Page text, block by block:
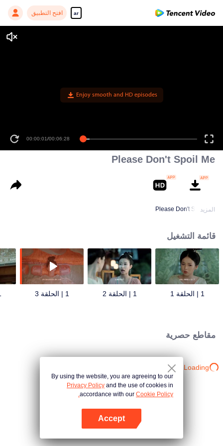
ar افتح التطبيق
Enjoy smooth and HD episodes
00:00:01/00:06:28
Please Don't Spoil Me
Please Don't Spoil Me
المزيد
قائمة التشغيل
1 | الحلقة 1 1 | الحلقة 2 1 | الحلقة 3
مقاطع حصرية
Loading…
By using the website, you are agreeing to our
Privacy Policy and the use of cookies in
accordance with our Cookie Policy.
Accept